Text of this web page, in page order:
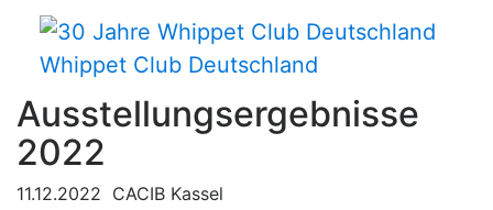
Whippet Club Deutschland
Ausstellungsergebnisse
2022
11.12.2022 CACIB Kassel